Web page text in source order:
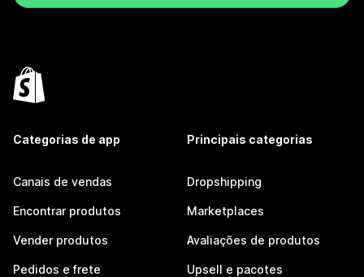
Categorias de app
Canais de vendas
Encontrar produtos
Vender produtos
Pedidos e frete
Principais categorias
Dropshipping
Marketplaces
Avaliações de produtos
Upsell e pacotes